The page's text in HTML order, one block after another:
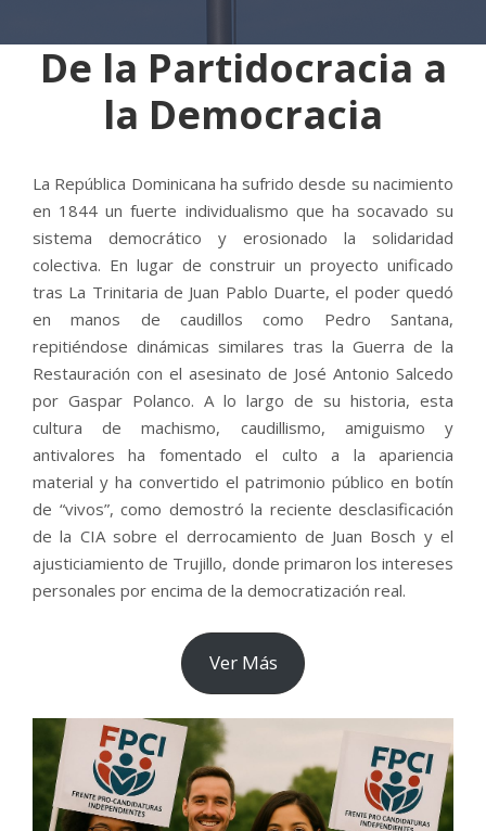
De la Partidocracia a
la Democracia
La República Dominicana ha sufrido desde su nacimiento
en 1844 un fuerte individualismo que ha socavado su
sistema democrático y erosionado la solidaridad
colectiva. En lugar de construir un proyecto unificado
tras La Trinitaria de Juan Pablo Duarte, el poder quedó
en manos de caudillos como Pedro Santana,
repitiéndose dinámicas similares tras la Guerra de la
Restauración con el asesinato de José Antonio Salcedo
por Gaspar Polanco. A lo largo de su historia, esta
cultura de machismo, caudillismo, amiguismo y
antivalores ha fomentado el culto a la apariencia
material y ha convertido el patrimonio público en botín
de “vivos”, como demostró la reciente desclasificación
de la CIA sobre el derrocamiento de Juan Bosch y el
ajusticiamiento de Trujillo, donde primaron los intereses
personales por encima de la democratización real.
Ver Más